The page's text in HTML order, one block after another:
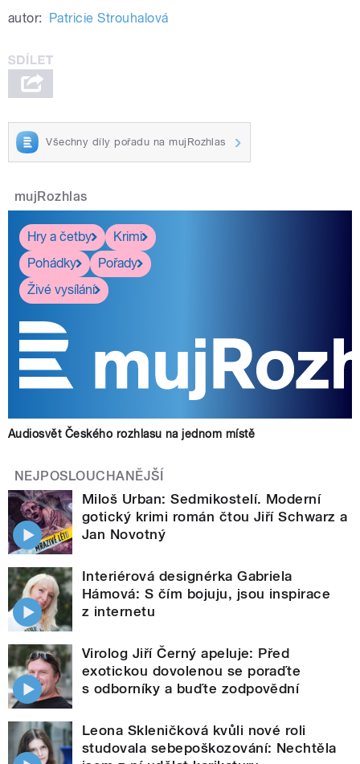
autor: Patricie Strouhalová
Všechny díly pořadu na mujRozhlas
mujRozhlas
Hry a četby
Krimi
Pohádky
Pořady
Živé vysílání
Audiosvět Českého rozhlasu na jednom místě
NEJPOSLOUCHANĚJŠÍ
Miloš Urban: Sedmikostelí. Moderní
gotický krimi román čtou Jiří Schwarz a
Jan Novotný
Interiérová designérka Gabriela
Hámová: S čím bojuju, jsou inspirace
z internetu
Virolog Jiří Černý apeluje: Před
exotickou dovolenou se poraďte
s odborníky a buďte zodpovědní
Leona Skleničková kvůli nové roli
studovala sebepoškozování: Nechtěla